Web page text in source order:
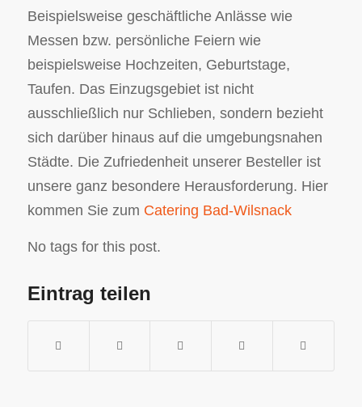
Beispielsweise geschäftliche Anlässe wie
Messen bzw. persönliche Feiern wie
beispielsweise Hochzeiten, Geburtstage,
Taufen. Das Einzugsgebiet ist nicht
ausschließlich nur Schlieben, sondern bezieht
sich darüber hinaus auf die umgebungsnahen
Städte. Die Zufriedenheit unserer Besteller ist
unsere ganz besondere Herausforderung. Hier
kommen Sie zum Catering Bad-Wilsnack
No tags for this post.
Eintrag teilen